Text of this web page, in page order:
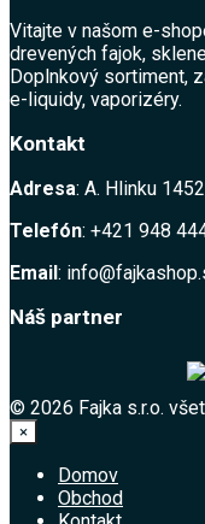
Vitajte v našom e-
drevených fajok,
Doplnkový sortiment,
e-liquidy, vaporizéry.
Kontakt
Adresa: A. Hlinku
Telefón: +421 948
Email:
Náš partner
© 2026 Fajka s.r.o.
×
Domov
Obchod